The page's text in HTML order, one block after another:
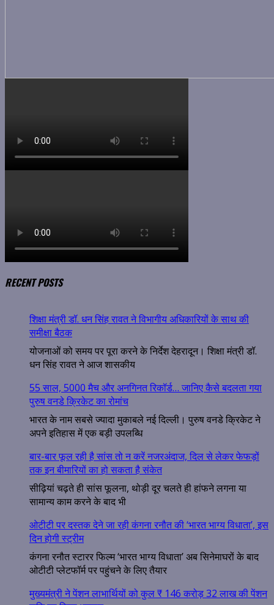
RECENT POSTS
शिक्षा मंत्री डॉ. धन सिंह रावत ने विभागीय अधिकारियों के साथ की
समीक्षा बैठक
योजनाओं को समय पर पूरा करने के निर्देश देहरादून। शिक्षा मंत्री डॉ.
धन सिंह रावत ने आज शासकीय
55 साल, 5000 मैच और अनगिनत रिकॉर्ड… जानिए कैसे बदलता गया
पुरुष वनडे क्रिकेट का रोमांच
भारत के नाम सबसे ज्यादा मुकाबले नई दिल्ली। पुरुष वनडे क्रिकेट ने
अपने इतिहास में एक बड़ी उपलब्धि
बार-बार फूल रही है सांस तो न करें नजरअंदाज, दिल से लेकर फेफड़ों
तक इन बीमारियों का हो सकता है संकेत
सीढ़ियां चढ़ते ही सांस फूलना, थोड़ी दूर चलते ही हांफने लगना या
सामान्य काम करने के बाद भी
ओटीटी पर दस्तक देने जा रही कंगना रनौत की ‘भारत भाग्य विधाता’, इस
दिन होगी स्ट्रीम
कंगना रनौत स्टारर फिल्म ‘भारत भाग्य विधाता’ अब सिनेमाघरों के बाद
ओटीटी प्लेटफॉर्म पर पहुंचने के लिए तैयार
मुख्यमंत्री ने पेंशन लाभार्थियों को कुल ₹ 146 करोड़ 32 लाख की पेंशन